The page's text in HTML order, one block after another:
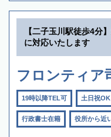
【二子玉川駅徒歩4分
に対応いたします
フロンティア
19時以降TEL可 土日祝OK
行政書士在籍 役所から近